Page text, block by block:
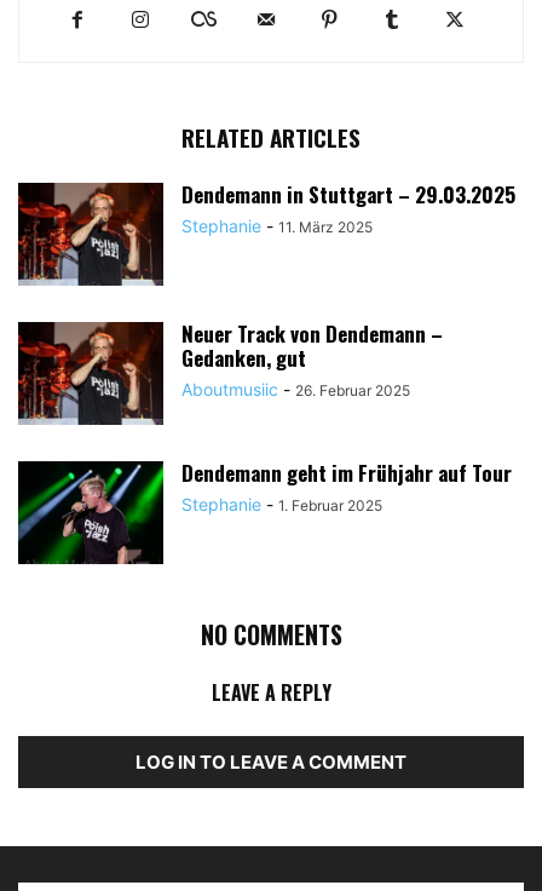
RELATED ARTICLES
Dendemann in Stuttgart – 29.03.2025
Stephanie - 11. März 2025
Neuer Track von Dendemann –
Gedanken, gut
Aboutmusiic - 26. Februar 2025
Dendemann geht im Frühjahr auf Tour
Stephanie - 1. Februar 2025
NO COMMENTS
LEAVE A REPLY
LOG IN TO LEAVE A COMMENT